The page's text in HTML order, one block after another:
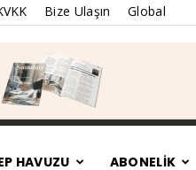
Bize Ulaşın Global
HAVUZU ABONELİK